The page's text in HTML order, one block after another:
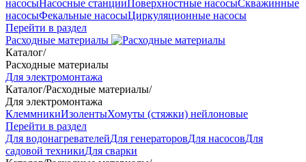
насосыНасосные станцииПоверхностные насосыСкважинные
насосыФекальные насосыЦиркуляционные насосы
Перейти в раздел
Расходные материалы
Каталог/
Расходные материалы
Для электромонтажа
Каталог/Расходные материалы/
Для электромонтажа
КлеммникиИзолентыХомуты (стяжки) нейлоновые
Перейти в раздел
Для водонагревателейДля генераторовДля насосовДля
садовой техникиДля сварки